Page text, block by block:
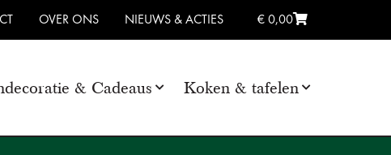
OVER ONS NIEUWS & ACTIES € 0,00
& Cadeaus Koken & tafelen